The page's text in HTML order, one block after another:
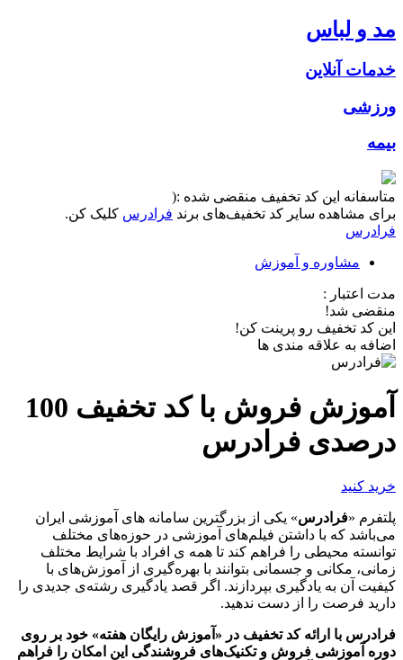
مد و لباس
خدمات آنلاین
ورزشی
بیمه
متاسفانه این کد تخفیف منقضی شده :(
برای مشاهده سایر کد تخفیف‌های برند فرادرس کلیک کن.
فرادرس
مشاوره و آموزش
مدت اعتبار :
منقضی شد!
این کد تخفیف رو پرینت کن!
اضافه به علاقه مندی ها
آموزش فروش با کد تخفیف 100
درصدی فرادرس
خرید کنید
پلتفرم «فرادرس» یکی از بزرگترین سامانه های آموزشی ایران
می‌باشد که با داشتن فیلم‌های آموزشی در حوزه‌های مختلف
توانسته محیطی را فراهم کند تا همه ی افراد با شرایط مختلف
زمانی، مکانی و جسمانی بتوانند با بهره‌گیری از آموزش‌های با
کیفیت آن به یادگیری بپردازند. اگر قصد یادگیری رشته‌ی جدیدی را
دارید فرصت را از دست ندهید.
فرادرس با ارائه کد تخفیف در «آموزش رایگان هفته» خود بر روی
دوره آموزشی فروش و تکنیک‌های فروشندگی این امکان را فراهم